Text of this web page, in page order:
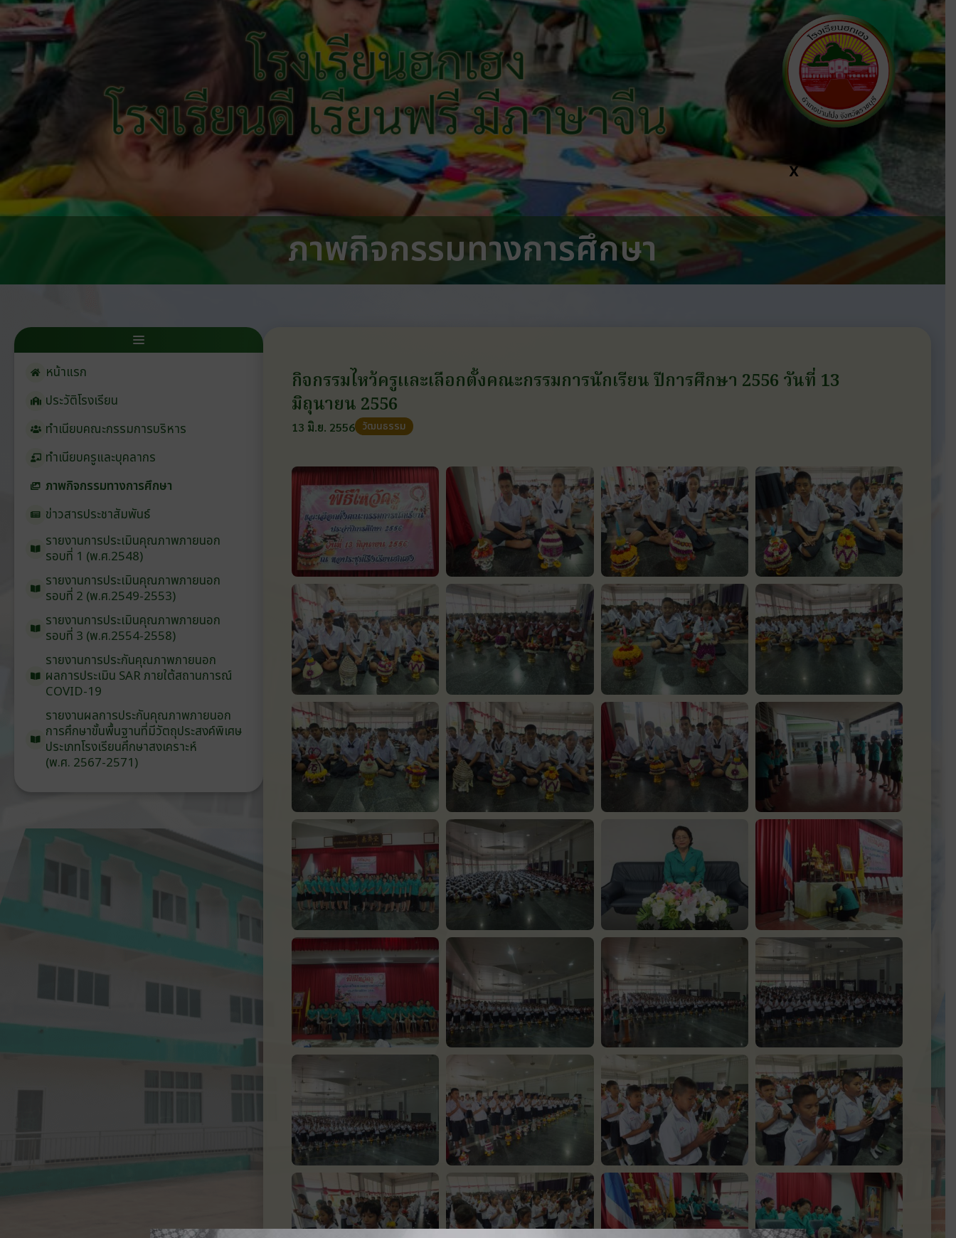
โรงเรียนฮกเฮง
โรงเรียนดี เรียนฟรี มีภาษาจีน
ภาพกิจกรรมทางการศึกษา
หน้าแรก
ประวัติโรงเรียน
ทำเนียบคณะกรรมการบริหาร
ทำเนียบครูและบุคลากร
ภาพกิจกรรมทางการศึกษา
ข่าวสารประชาสัมพันธ์
รายงานการประเมินคุณภาพภายนอก
รอบ⁠ที่ 1 (พ.ศ.2548)
รายงานการประเมินคุณภาพภายนอก
รอบ⁠ที่ 2 (พ.ศ.2549-2553)
รายงานการประเมินคุณภาพภายนอก
รอบ⁠ที่ 3 (พ.ศ.2554-2558)
รายงานการประกันคุณภาพภายนอก
ผลการประเมิน SARภายใต้สถานการณ์
COVID-19
รายงานผลการประกันคุณภาพภายนอก
การศึกษาขั้นพื้นฐานที่มีวัตถุประสงค์พิเศษ
ประเภทโรงเรียนศึกษาสงเคราะห์
(พ.ศ. 2567-2571)
กิจกรรมไหว้ครูและเลือกตั้งคณะกรรมการนักเรียน ปีการศึกษา 2556 วันที่ 13
มิถุนายน 2556
13 มิ.ย. 2556 วัฒนธรรม
X